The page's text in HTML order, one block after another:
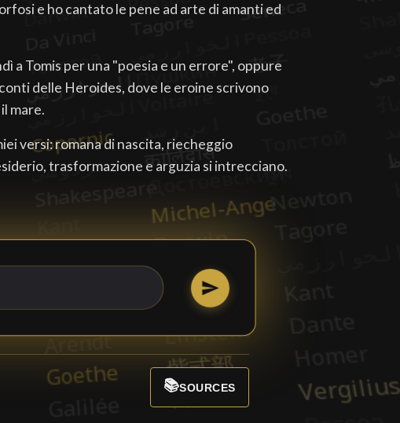
e ho cantato le pene ad arte di amanti ed
a Tomis per una "poesia e un errore", oppure
delle Heroides, dove le eroine scrivono
mare.
versi: romana di nascita, riecheggio
trasformazione e arguzia si intrecciano.
📚SOURCES